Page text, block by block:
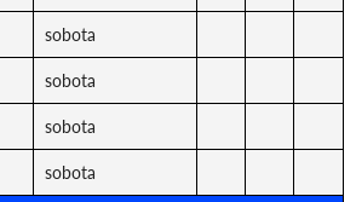
sobota
sobota
sobota
sobota